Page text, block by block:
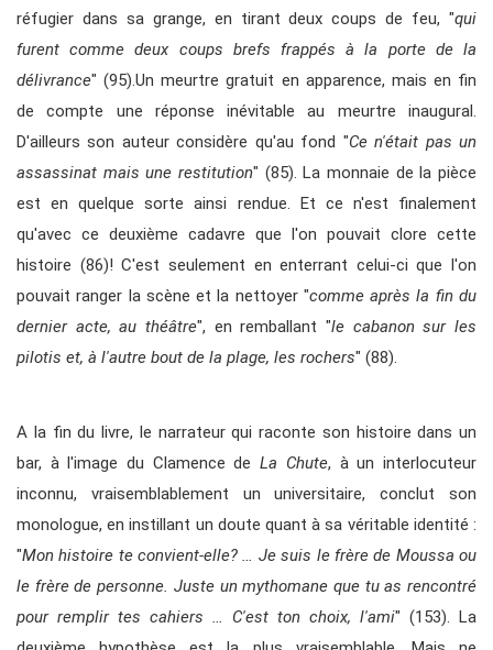
réfugier dans sa grange, en tirant deux coups de feu, "qui
furent comme deux coups brefs frappés à la porte de la
délivrance" (95).Un meurtre gratuit en apparence, mais en fin
de compte une réponse inévitable au meurtre inaugural.
D'ailleurs son auteur considère qu'au fond "Ce n'était pas un
assassinat mais une restitution" (85). La monnaie de la pièce
est en quelque sorte ainsi rendue. Et ce n'est finalement
qu'avec ce deuxième cadavre que l'on pouvait clore cette
histoire (86)! C'est seulement en enterrant celui-ci que l'on
pouvait ranger la scène et la nettoyer "comme après la fin du
dernier acte, au théâtre", en remballant "le cabanon sur les
pilotis et, à l'autre bout de la plage, les rochers" (88).
A la fin du livre, le narrateur qui raconte son histoire dans un
bar, à l'image du Clamence deLa Chute, à un interlocuteur
inconnu, vraisemblablement un universitaire, conclut son
monologue, en instillant un doute quant à sa véritable identité :
"Mon histoire te convient-elle? … Je suis le frère de Moussa ou
le frère de personne. Juste un mythomane que tu as rencontré
pour remplir tes cahiers … C'est ton choix, l'ami" (153). La